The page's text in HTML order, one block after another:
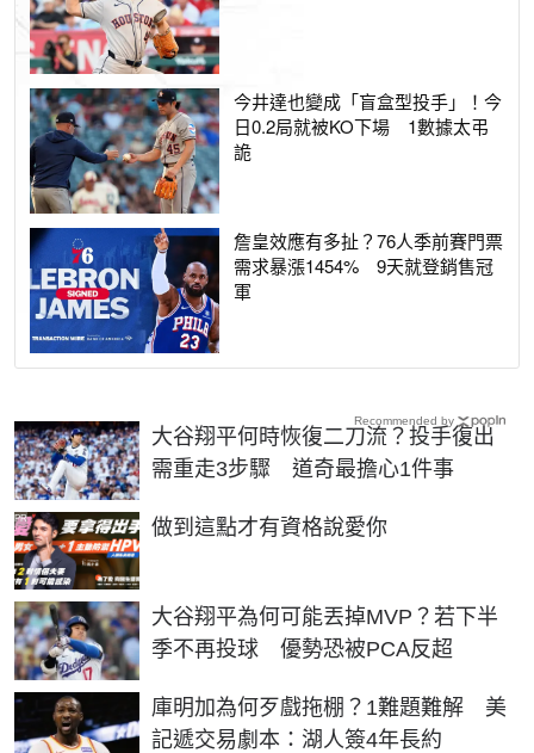
今井達也變成「盲盒型投手」！今
日0.2局就被KO下場 1數據太弔
詭
詹皇效應有多扯？76人季前賽門票
需求暴漲1454% 9天就登銷售冠
軍
大谷翔平何時恢復二刀流？投手復出
需重走3步驟 道奇最擔心1件事
做到這點才有資格說愛你
PR
大谷翔平為何可能丟掉MVP？若下半
季不再投球 優勢恐被PCA反超
庫明加為何歹戲拖棚？1難題難解 美
記遞交易劇本：湖人簽4年長約
Recommended by